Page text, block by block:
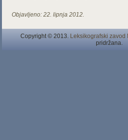
Objavljeno: 22. lipnja 2012.
Copyright © 2013. Leksikografski zavod
pridržana.